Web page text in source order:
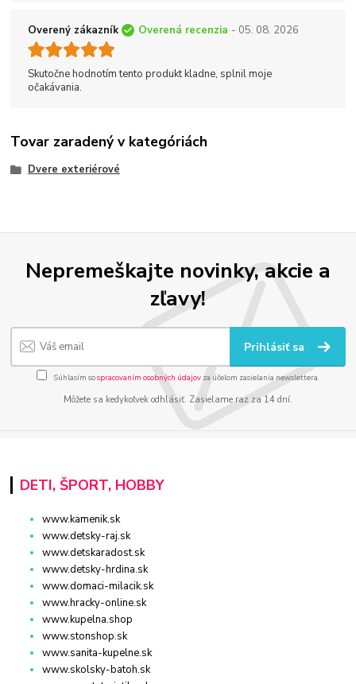
Overený zákazník Overená recenzia - 05. 08. 2026
Skutočne hodnotím tento produkt kladne, splnil moje
očakávania.
Tovar zaradený v kategóriách
Dvere exteriérové
Nepremeškajte novinky, akcie a
zľavy!
Prihlásiť sa
Súhlasím sospracovaním osobných údajov za účelom zasielania newslettera.
Môžete sa kedykoľvek odhlásiť. Zasielame raz za 14 dní.
DETI, ŠPORT, HOBBY
www.kamenik.sk
www.detsky-raj.sk
www.detskaradost.sk
www.detsky-hrdina.sk
www.domaci-milacik.sk
www.hracky-online.sk
www.kupelna.shop
www.stonshop.sk
www.sanita-kupelne.sk
www.skolsky-batoh.sk